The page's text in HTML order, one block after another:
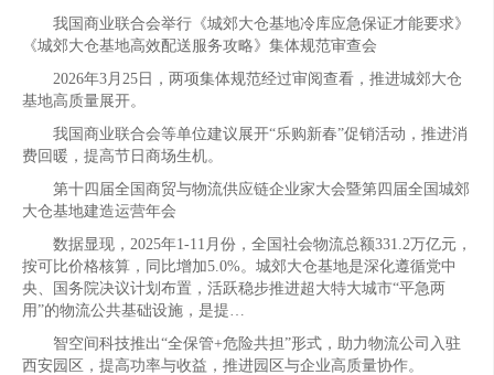
我国商业联合会举行《城郊大仓基地冷库应急保证才能要求》
《城郊大仓基地高效配送服务攻略》集体规范审查会
2026年3月25日，两项集体规范经过审阅查看，推进城郊大仓
基地高质量展开。
我国商业联合会等单位建议展开“乐购新春”促销活动，推进消
费回暖，提高节日商场生机。
第十四届全国商贸与物流供应链企业家大会暨第四届全国城郊
大仓基地建造运营年会
数据显现，2025年1-11月份，全国社会物流总额331.2万亿元，
按可比价格核算，同比增加5.0%。城郊大仓基地是深化遵循党中
央、国务院决议计划布置，活跃稳步推进超大特大城市“平急两
用”的物流公共基础设施，是提…
智空间科技推出“全保管+危险共担”形式，助力物流公司入驻
西安园区，提高功率与收益，推进园区与企业高质量协作。